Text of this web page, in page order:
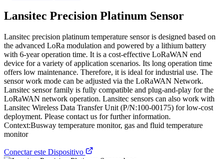
Lansitec Precision Platinum Sensor
Lansitec precision platinum temperature sensor is designed based on
the advanced LoRa modulation and powered by a lithium battery
with 6-year operation time. It is a cost-effective LoRaWAN end
device for a variety of application scenarios. Its long operation time
offers low maintenance. Therefore, it is ideal for industrial use. The
sensor work mode can be adjusted via the LoRaWAN Network.
Lansitec sensor family is fully compatible and plug-and-play for the
LoRaWAN network operation. Lansitec sensors can also work with
Lansitec Wireless Data Transfer Unit (P/N:100-00175) for low-cost
deployment. Please contact us for further information.
Context:Busway temperature monitor, gas and fluid temperature
monitor
Conectar este Dispositivo